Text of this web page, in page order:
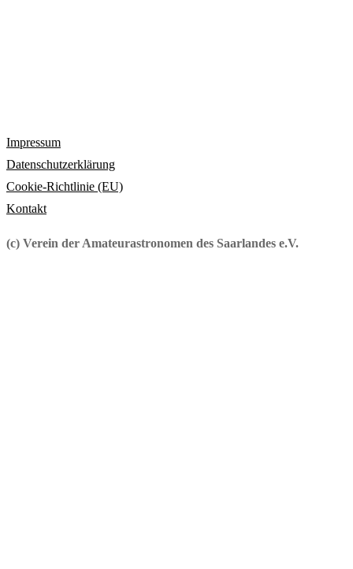
Impressum
Datenschutzerklärung
Cookie-Richtlinie (EU)
Kontakt
(c) Verein der Amateurastronomen des Saarlandes e.V.